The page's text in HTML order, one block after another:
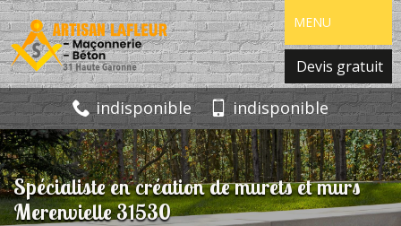
MENU
Devis gratuit
indisponible indisponible
Spécialiste en création de murets et murs
Merenvielle 31530